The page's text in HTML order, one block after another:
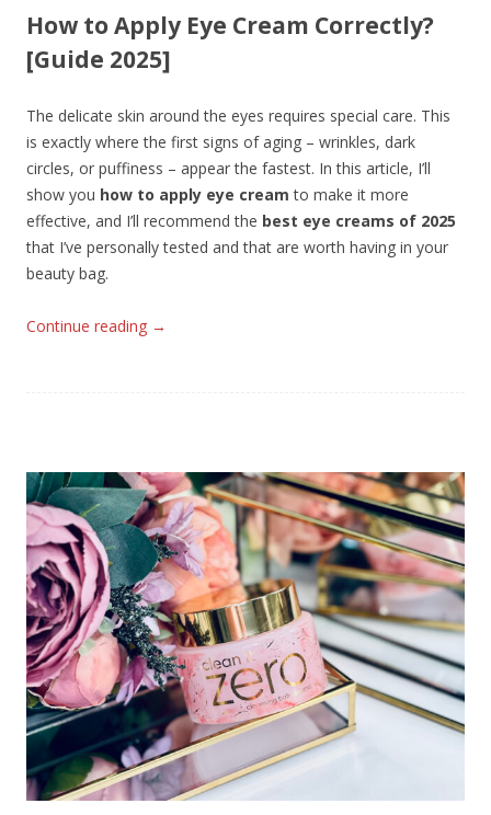
How to Apply Eye Cream Correctly?
[Guide 2025]
The delicate skin around the eyes requires special care. This
is exactly where the first signs of aging – wrinkles, dark
circles, or puffiness – appear the fastest. In this article, I’ll
show you how to apply eye cream to make it more
effective, and I’ll recommend the best eye creams of 2025
that I’ve personally tested and that are worth having in your
beauty bag.
Continue reading →